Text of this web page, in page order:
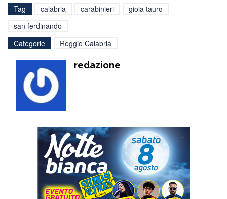
Tag calabria carabinieri
gioia tauro
san ferdinando
Categorie
Reggio Calabria
redazione